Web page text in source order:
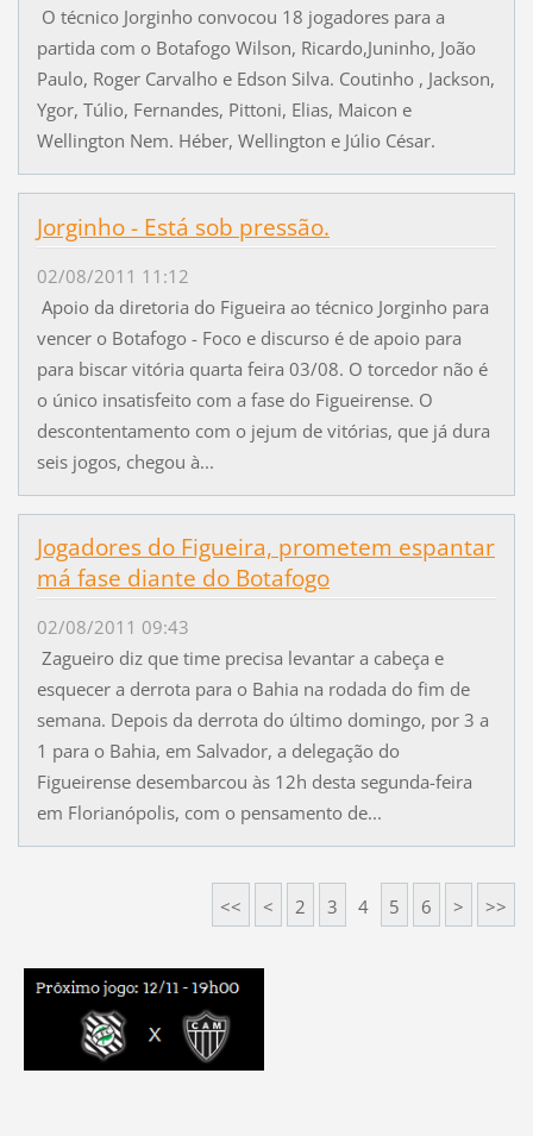
O técnico Jorginho convocou 18 jogadores para a
partida com o Botafogo Wilson, Ricardo,Juninho, João
Paulo, Roger Carvalho e Edson Silva. Coutinho , Jackson,
Ygor, Túlio, Fernandes, Pittoni, Elias, Maicon e
Wellington Nem. Héber, Wellington e Júlio César.
Jorginho - Está sob pressão.
02/08/2011 11:12
Apoio da diretoria do Figueira ao técnico Jorginho para
vencer o Botafogo - Foco e discurso é de apoio para
para biscar vitória quarta feira 03/08. O torcedor não é
o único insatisfeito com a fase do Figueirense. O
descontentamento com o jejum de vitórias, que já dura
seis jogos, chegou à...
Jogadores do Figueira, prometem espantar
má fase diante do Botafogo
02/08/2011 09:43
Zagueiro diz que time precisa levantar a cabeça e
esquecer a derrota para o Bahia na rodada do fim de
semana. Depois da derrota do último domingo, por 3 a
1 para o Bahia, em Salvador, a delegação do
Figueirense desembarcou às 12h desta segunda-feira
em Florianópolis, com o pensamento de...
<< < 2 3 4 5 6 > >>